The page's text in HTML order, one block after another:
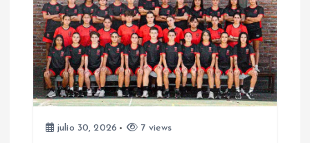
a
s
julio 30, 2026 7 views